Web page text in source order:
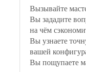
Вызывайте
Вы зададите
на чём
Вы узнаете
вашей
Вы пощупаете